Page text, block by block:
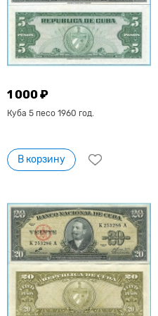
1 000 ₽
Куба 5 песо 1960 год.
В корзину